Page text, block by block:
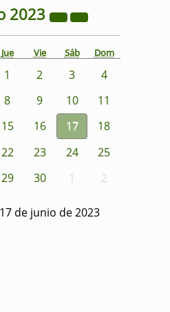
2023
Jue Vie Sáb Dom
1 2 3
4
8 9 10
11
15 16 17
18
22 23 24
25
29 30 1 2
de junio de 2023